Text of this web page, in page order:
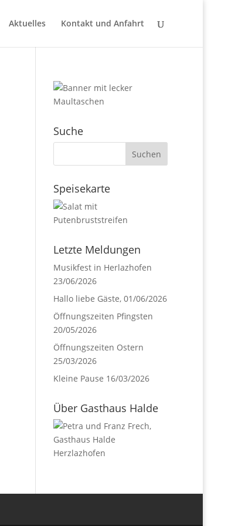
Aktuelles Kontakt und Anfahrt
Suche
Speisekarte
Letzte Meldungen
Musikfest in Herlazhofen
23/06/2026
Hallo liebe Gäste, 01/06/2026
Öffnungszeiten Pfingsten
20/05/2026
Öffnungszeiten Ostern
25/03/2026
Kleine Pause 16/03/2026
Über Gasthaus Halde